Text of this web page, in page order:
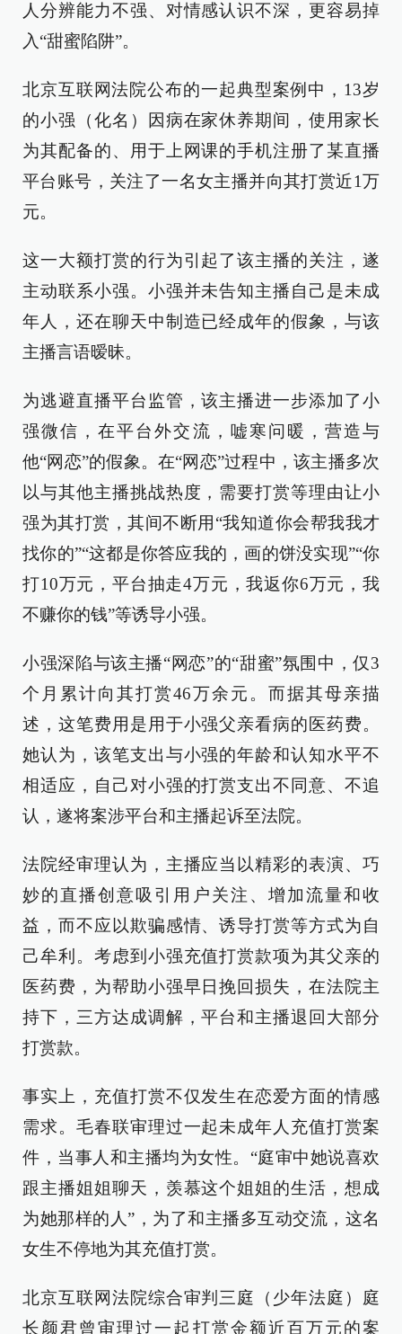
人分辨能力不强、对情感认识不深，更容易掉
入“甜蜜陷阱”。
北京互联网法院公布的一起典型案例中，13岁
的小强（化名）因病在家休养期间，使用家长
为其配备的、用于上网课的手机注册了某直播
平台账号，关注了一名女主播并向其打赏近1万
元。
这一大额打赏的行为引起了该主播的关注，遂
主动联系小强。小强并未告知主播自己是未成
年人，还在聊天中制造已经成年的假象，与该
主播言语暧昧。
为逃避直播平台监管，该主播进一步添加了小
强微信，在平台外交流，嘘寒问暖，营造与
他“网恋”的假象。在“网恋”过程中，该主播多次
以与其他主播挑战热度，需要打赏等理由让小
强为其打赏，其间不断用“我知道你会帮我我才
找你的”“这都是你答应我的，画的饼没实现”“你
打10万元，平台抽走4万元，我返你6万元，我
不赚你的钱”等诱导小强。
小强深陷与该主播“网恋”的“甜蜜”氛围中，仅3
个月累计向其打赏46万余元。而据其母亲描
述，这笔费用是用于小强父亲看病的医药费。
她认为，该笔支出与小强的年龄和认知水平不
相适应，自己对小强的打赏支出不同意、不追
认，遂将案涉平台和主播起诉至法院。
法院经审理认为，主播应当以精彩的表演、巧
妙的直播创意吸引用户关注、增加流量和收
益，而不应以欺骗感情、诱导打赏等方式为自
己牟利。考虑到小强充值打赏款项为其父亲的
医药费，为帮助小强早日挽回损失，在法院主
持下，三方达成调解，平台和主播退回大部分
打赏款。
事实上，充值打赏不仅发生在恋爱方面的情感
需求。毛春联审理过一起未成年人充值打赏案
件，当事人和主播均为女性。“庭审中她说喜欢
跟主播姐姐聊天，羡慕这个姐姐的生活，想成
为她那样的人”，为了和主播多互动交流，这名
女生不停地为其充值打赏。
北京互联网法院综合审判三庭（少年法庭）庭
长颜君曾审理过一起打赏金额近百万元的案